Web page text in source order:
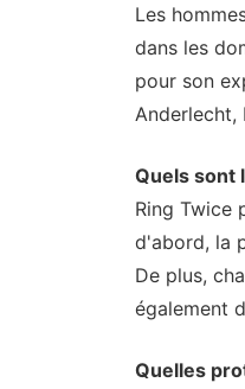
Les
dans les
pour son
Anderlecht,
Quels sont
Ring Twice
d'abord, la
De plus,
également
Quelles